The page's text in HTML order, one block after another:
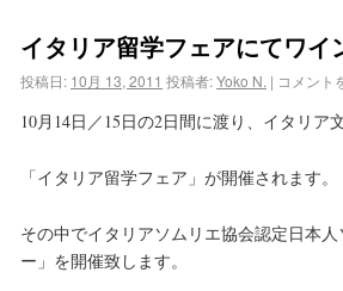
イタリア留学フェアにてワイ
投稿日: 10月 13, 2011 投稿者:Yoko N. | コメント
10月14日／15日の2日間に渡り、イタリア
「イタリア留学フェア」が開催されます。
その中でイタリアソムリエ協会認定日本
ー」を開催致します。